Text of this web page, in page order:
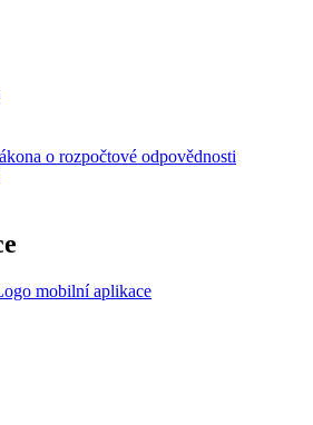
o rozpočtové odpovědnosti